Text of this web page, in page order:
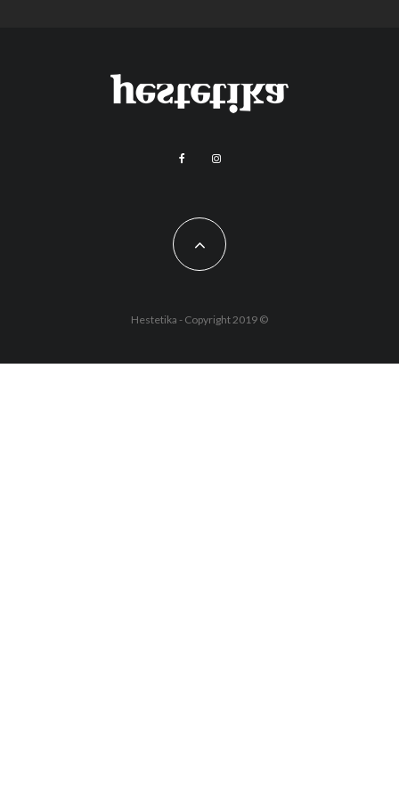
Hestetika - Copyright 2019 ©